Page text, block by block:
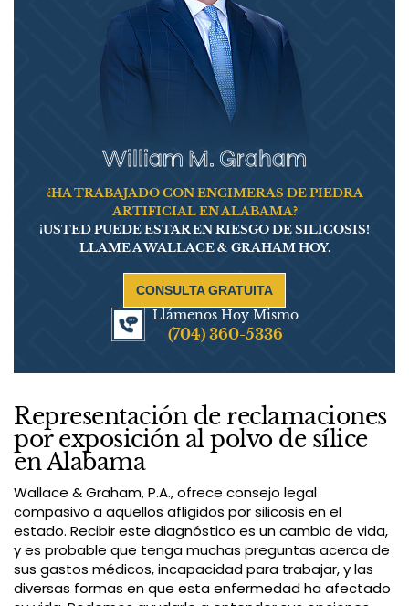
William M. Graham
¿HA TRABAJADO CON ENCIMERAS DE PIEDRA
ARTIFICIAL EN ALABAMA?
¡USTED PUEDE ESTAR EN RIESGO DE SILICOSIS!
LLAME A WALLACE & GRAHAM HOY.
CONSULTA GRATUITA
Llámenos Hoy Mismo
(704) 360-5336
Representación de reclamaciones
por exposición al polvo de sílice
en Alabama
Wallace & Graham, P.A., ofrece consejo legal
compasivo a aquellos afligidos por silicosis en el
estado. Recibir este diagnóstico es un cambio de vida,
y es probable que tenga muchas preguntas acerca de
sus gastos médicos, incapacidad para trabajar, y las
diversas formas en que esta enfermedad ha afectado